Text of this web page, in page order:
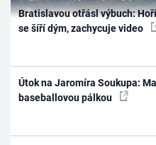
Bratislavou otřásl výbuch:
se šíří dým, zachycuje video
Útok na Jaromíra Soukupa:
baseballovou pálkou